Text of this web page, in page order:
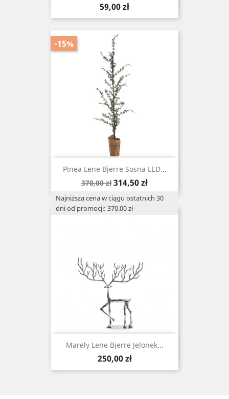
Cena
59,00 zł
Pinea Lene Bjerre Sosna LED...
Cena
370,00 zł Cena
314,50 zł
Najniższa cena w ciągu ostatnich 30
dni od promocji: 370.00 zł
-15%
Marely Lene Bjerre Jelonek...
Cena
250,00 zł